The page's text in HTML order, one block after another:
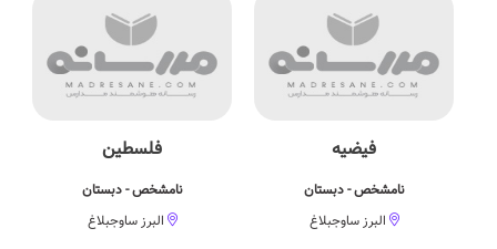
فیضیه
نامشخص - دبستان
البرز ساوجبلاغ
فلسطین
نامشخص - دبستان
البرز ساوجبلاغ